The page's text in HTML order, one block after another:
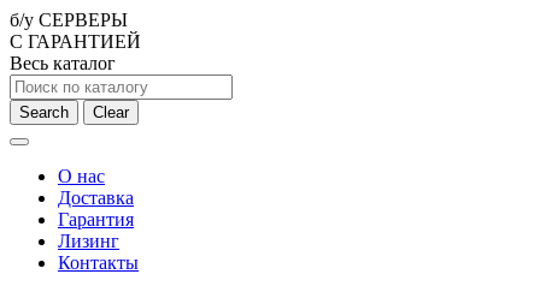
б/у СЕРВЕРЫ
С ГАРАНТИЕЙ
Весь каталог
Search Clear
О нас
Доставка
Гарантия
Лизинг
Контакты